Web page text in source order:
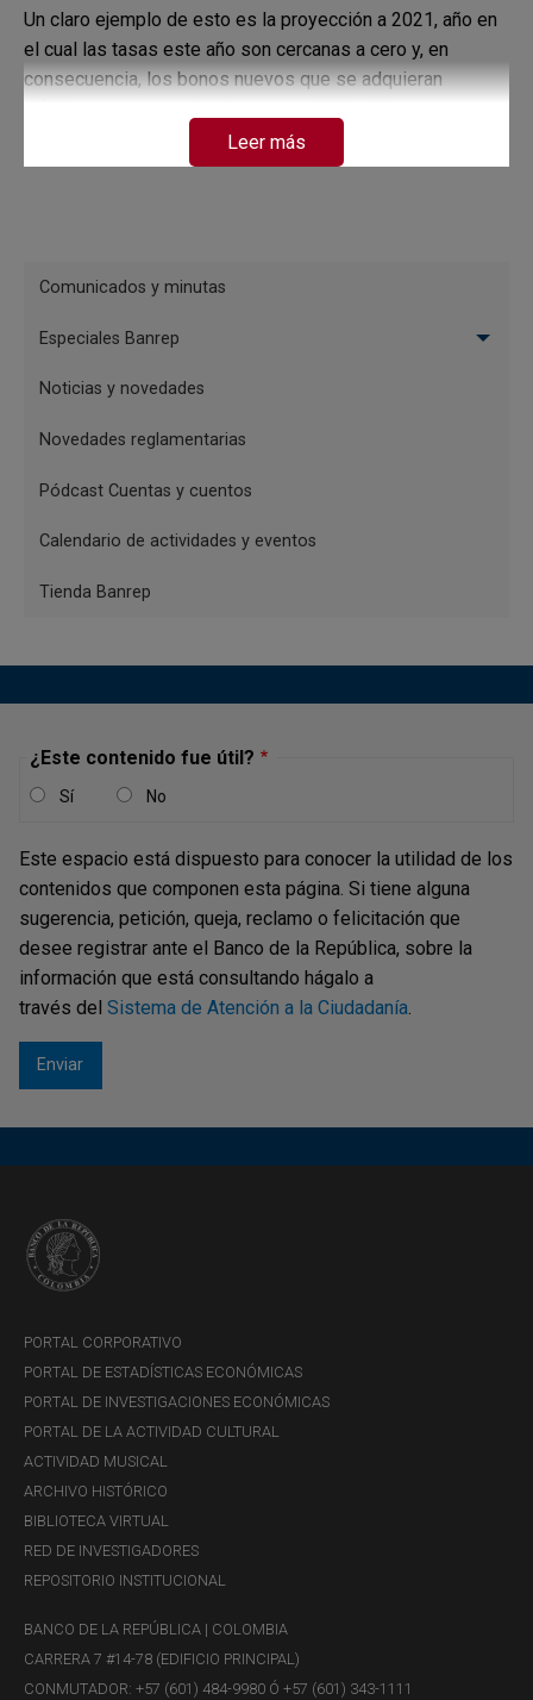
Un claro ejemplo de esto es la proyección a 2021, año en
el cual las tasas este año son cercanas a cero y, en
consecuencia, los bonos nuevos que se adquieran
estiman pérdidas por 122 mil millones de pesos.
Leer más
Menú
Comunicados y minutas
Especiales Banrep
Noticias y novedades
Novedades reglamentarias
Pódcast Cuentas y cuentos
Calendario de actividades y eventos
Tienda Banrep
¿Este contenido fue útil?
Sí No
Este espacio está dispuesto para conocer la utilidad de los
contenidos que componen esta página. Si tiene alguna
sugerencia, petición, queja, reclamo o felicitación que
desee registrar ante el Banco de la República, sobre la
información que está consultando hágalo a
través del Sistema de Atención a la Ciudadanía
PORTAL CORPORATIVO
PORTAL DE ESTADÍSTICAS ECONÓMICAS
PORTAL DE INVESTIGACIONES ECONÓMICAS
PORTAL DE LA ACTIVIDAD CULTURAL
ACTIVIDAD MUSICAL
ARCHIVO HISTÓRICO
BIBLIOTECA VIRTUAL
RED DE INVESTIGADORES
REPOSITORIO INSTITUCIONAL
BANCO DE LA REPÚBLICA | COLOMBIA
CARRERA 7 #14-78 (EDIFICIO PRINCIPAL)
CONMUTADOR: +57 (601) 484-9980 Ó +57 (601) 343-1111